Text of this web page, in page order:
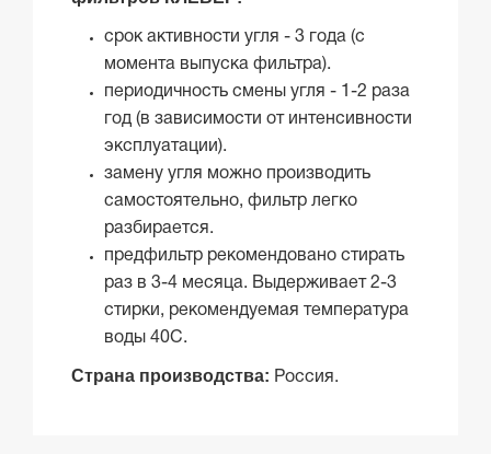
срок активности угля - 3 года (с
момента выпуска фильтра).
периодичность смены угля - 1-2 раза
год (в зависимости от интенсивности
эксплуатации).
замену угля можно производить
самостоятельно, фильтр легко
разбирается.
предфильтр рекомендовано стирать
раз в 3-4 месяца. Выдерживает 2-3
стирки, рекомендуемая температура
воды 40С.
Страна производства: Россия.